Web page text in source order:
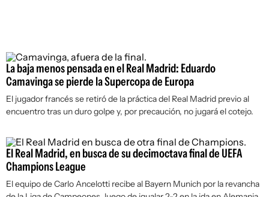
La baja menos pensada en el Real Madrid: Eduardo
Camavinga se pierde la Supercopa de Europa
El jugador francés se retiró de la práctica del Real Madrid previo al
encuentro tras un duro golpe y, por precaución, no jugará el cotejo.
El Real Madrid, en busca de su decimoctava final de UEFA
Champions League
El equipo de Carlo Ancelotti recibe al Bayern Munich por la revancha